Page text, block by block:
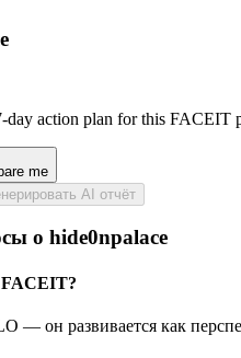
day action plan for this FACEIT
me
AI отчёт
о hide0npalace
FACEIT?
— он развивается как